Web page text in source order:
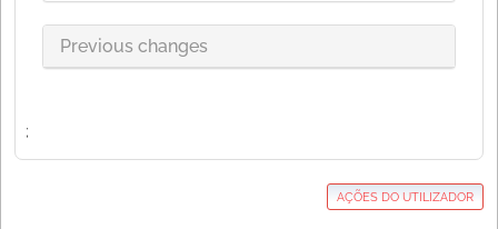
Previous changes
;
AÇÕES DO UTILIZADOR